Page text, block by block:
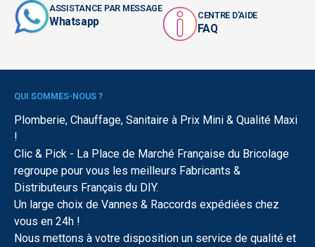
ASSISTANCE PAR MESSAGE
Whatsapp CENTRE D'AIDE
FAQ
QUI SOMMES-NOUS ?
Plomberie, Chauffage, Sanitaire à Prix Mini & Qualité Maxi
!
Clic & Pick - La Place de Marché Française du Bricolage
regroupe pour vous les meilleurs Fabricants &
Distributeurs Français du DIY.
Un large choix de Vannes & Raccords expédiées chez
vous en 24h !
Nous mettons à votre disposition un service de qualité et